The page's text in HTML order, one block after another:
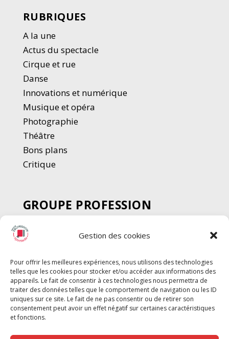
Gestion des cookies
Pour offrir les meilleures expériences, nous utilisons des technologies
telles que les cookies pour stocker et/ou accéder aux informations des
appareils. Le fait de consentir à ces technologies nous permettra de
traiter des données telles que le comportement de navigation ou les ID
uniques sur ce site. Le fait de ne pas consentir ou de retirer son
consentement peut avoir un effet négatif sur certaines caractéristiques
et fonctions.
RUBRIQUES
A la une
Actus du spectacle
Cirque et rue
Danse
Innovations et numérique
Musique et opéra
Photographie
Théâtre
Bons plans
Critique
GROUPE PROFESSION
SPECTACLE
Chèque Intermittents
Chèque Compta
Chèque Emploi Spectacle
G-Pods
Profession Audio-visuel